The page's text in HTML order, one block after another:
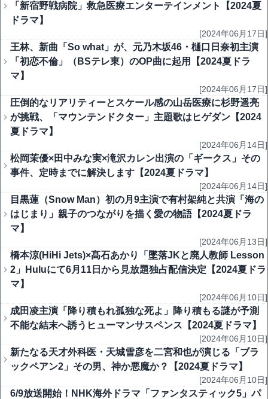
「新宿野戦病院」救急医療エンターテインメント【2024夏
ドラマ】
[2024年06月17日]
王林、新曲「So what」が、元乃木坂46・樋口日奈初主演
「初恋不倫」（BSテレ東）のOP曲に起用【2024夏ドラ
マ】
[2024年06月17日]
圧倒的なリアリティーとスケール感の山岳医療に杉野遥亮
が挑戦、「マウンテンドクター」主題歌はヒゲダン【2024
夏ドラマ】
[2024年06月14日]
松岡茉優×田中みな実×滝沢カレン出演の「ギークス」その
事件、定時までに解決します【2024夏ドラマ】
[2024年06月14日]
目黒蓮（Snow Man）初の月9主演で有村架純と共演「海の
はじまり」親子のつながりを描く愛の物語【2024夏ドラ
マ】
[2024年06月13日]
橋本涼(HiHi Jets)×髙石あかり「墜落JKと廃人教師 Lesson
2」Huluにて6月11日から見放題独占配信決定【2024夏ドラ
マ】
[2024年06月10日]
成田凌主演「降り積もれ孤独な死よ」降り積もる謎が予測
不能な結末へ誘うヒューマンサスペンス【2024夏ドラマ】
[2024年06月10日]
新たなる天才外科医・天城雪彦を二宮和也が演じる「ブラ
ックペアン2」その男、神か悪魔か？【2024夏ドラマ】
[2024年06月10日]
6/9放送開始！NHK海外ドラマ「ファンタスティック5」パ